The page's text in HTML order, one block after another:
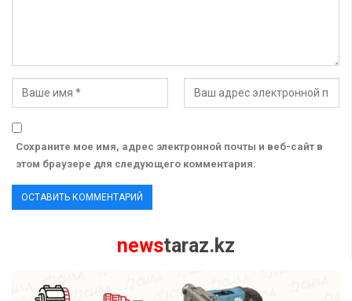
Сохраните мое имя, адрес электронной почты и веб-сайт в
этом браузере для следующего комментария.
newstaraz.kz